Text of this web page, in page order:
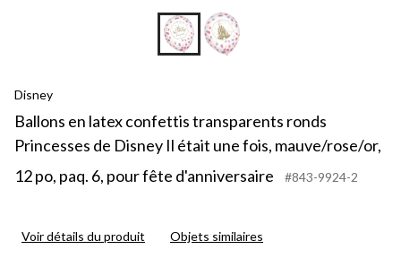
Disney
Ballons en latex confettis transparents ronds
Princesses de Disney Il était une fois, mauve/rose/or,
12 po, paq. 6, pour fête d'anniversaire
#843-9924-2
Voir détails du produit Objets similaires